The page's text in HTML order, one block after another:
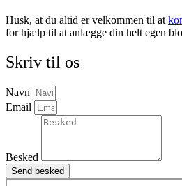
Husk, at du altid er velkommen til at
for hjælp til at anlægge din helt egen
Skriv til os
Navn
Email
Besked
Send besked